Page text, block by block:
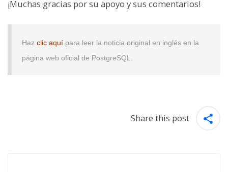
¡Muchas gracias por su apoyo y sus comentarios!
Haz clic aquí para leer la noticia original en inglés en la
página web oficial de PostgreSQL.
Share this post